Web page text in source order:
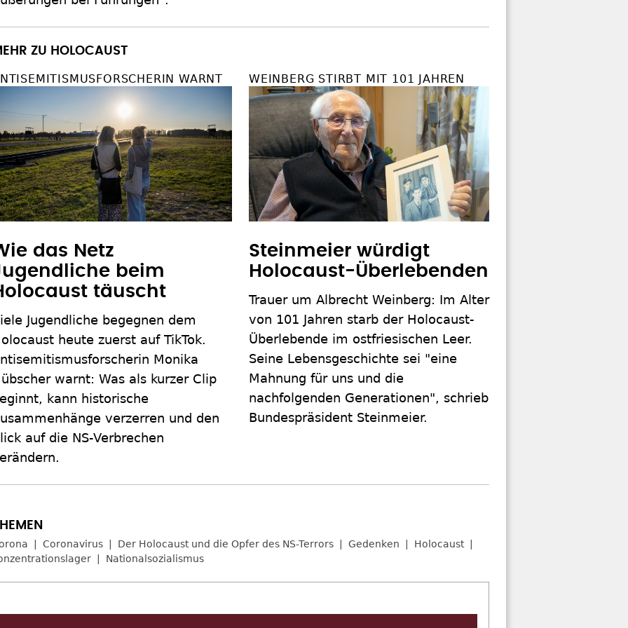
ZU HOLOCAUST
WARNT
das Netz
beim
täuscht
Jugendliche begegnen dem
heute zuerst auf TikTok.
Monika
warnt: Was als kurzer Clip
kann historische
verzerren und den
auf die NS-Verbrechen
WEINBERG STIRBT MIT 101 JAHREN
Steinmeier würdigt
Holocaust-Überlebenden
Trauer um Albrecht Weinberg: Im Alter
von 101 Jahren starb der Holocaust-
Überlebende im ostfriesischen Leer.
Seine Lebensgeschichte sei "eine
Mahnung für uns und die
nachfolgenden Generationen", schrieb
Bundespräsident Steinmeier.
Coronavirus Der Holocaust und die Opfer des NS-Terrors Gedenken
Holocaust
Nationalsozialismus